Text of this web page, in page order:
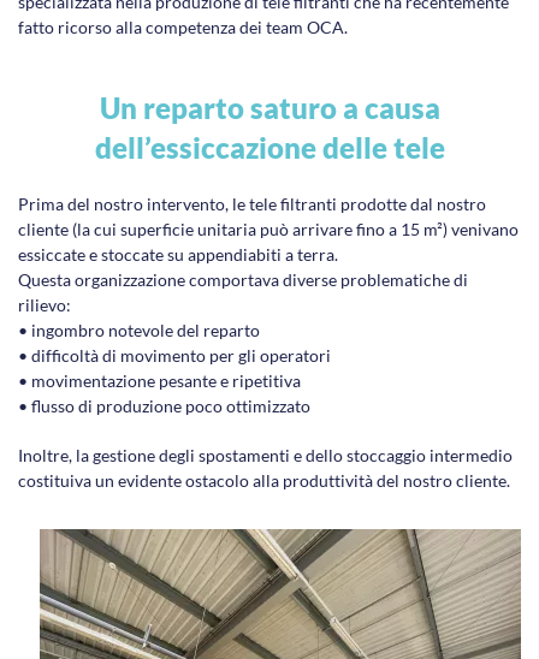
fatto ricorso alla competenza dei team OCA.
Un reparto saturo a causa
dell’essiccazione delle tele
Prima del nostro intervento, le tele filtranti prodotte dal nostro
cliente (la cui superficie unitaria può arrivare fino a 15 m²) venivano
essiccate e stoccate su appendiabiti a terra.
Questa organizzazione comportava diverse problematiche di
rilievo:
• ingombro notevole del reparto
• difficoltà di movimento per gli operatori
• movimentazione pesante e ripetitiva
• flusso di produzione poco ottimizzato
Inoltre, la gestione degli spostamenti e dello stoccaggio intermedio
costituiva un evidente ostacolo alla produttività del nostro cliente.